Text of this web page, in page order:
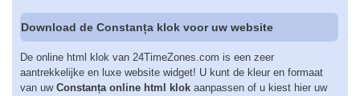
Download de Constanța klok voor uw website
De online html klok van 24TimeZones.com is een zeer
aantrekkelijke en luxe website widget! U kunt de kleur en formaat
van uw Constanța online html klok aanpassen of u kiest hier uw